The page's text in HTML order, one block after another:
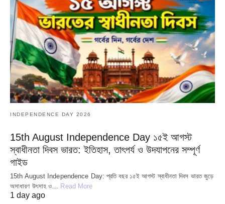
INDEPENDENCE DAY 2026
15th August Independence Day ১৫ই আগস্ট
স্বাধীনতা দিবস ভারত: ইতিহাস, তাৎপর্য ও উদযাপনের সম্পূর্ণ
গাইড
15th August Independence Day: প্রতি বছর ১৫ই আগস্ট স্বাধীনতা দিবস ভারত জুড়ে
অসাধারণ উৎসাহ ও…
Read More
1 day ago